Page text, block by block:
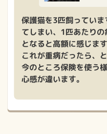
保護猫を3匹飼ってい
てしまい、1匹あたり
となると高額に感じます
これが重病だったら、
今のところ保険を使う
心感が違います。